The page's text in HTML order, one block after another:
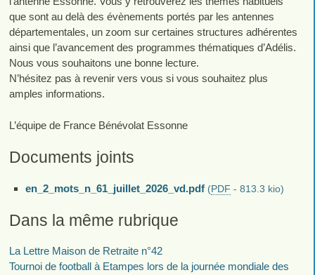
que sont au delà des évènements portés par les antennes
départementales, un zoom sur certaines structures adhérentes
ainsi que l’avancement des programmes thématiques d’Adélis.
Nous vous souhaitons une bonne lecture.
N’hésitez pas à revenir vers vous si vous souhaitez plus
amples informations.
L’équipe de France Bénévolat Essonne
Documents joints
en_2_mots_n_61_juillet_2026_vd.pdf (PDF - 813.3 kio)
Dans la même rubrique
La Lettre Maison de Retraite n°42
Tournoi de football à Etampes lors de la journée mondiale des